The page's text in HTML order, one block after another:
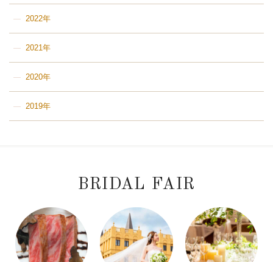
2022年
2021年
2020年
2019年
BRIDAL FAIR